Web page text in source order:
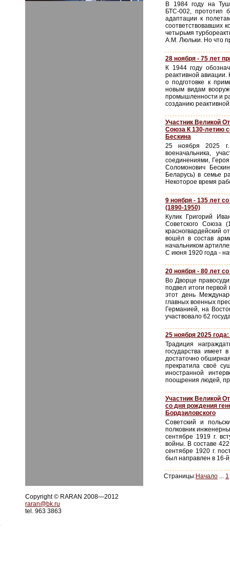
В 1984 году на
БТС-002, прототип
адаптации к
соответствовавших
четырьмя
А.М. Люльки. Но что
28 ноября - 75 лет
К 1944 году
реактивной
о подготовке к
новым видам
промышленности и
созданию
Участник Великой
Союза К 130-летию
Бескина
25 ноября 2025 г.
военачальника,
соединениями,
Соломонович
Беларусь) в семье
Некоторое время
9 ноября - 135 лет
(1890-1950)
Кулик Григорий
Советского Союза
красногвардейский
вошёл в состав
начальником
С июня 1920 года -
20 ноября - 80 лет
Во Дворце
подвел итоги
этот день
главных военных
Германией, на
участвовало 62
25 ноября 2025
Традиция
государства имеет
достаточно
прекратила своё
иностранной
поощрения людей,
Участник Великой
со дня рождения
Бордзиловского
Советский и
полковник
сентябре 1919 г.
войны. В составе
сентябре 1920 г.
был направлен в 16-
Страницы:Начало ... 1
Copyright © RARAN 2008—2012
raran@bk.ru
tel. 963 3863